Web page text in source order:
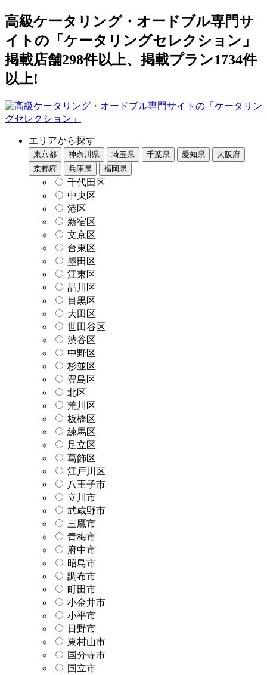
高級ケータリング・オードブル専門サ
イトの「ケータリングセレクション」
掲載店舗298件以上、掲載プラン1734件
以上!
エリアから探す
東京都 神奈川県 埼玉県 千葉県 愛知県
大阪府
京都府
兵庫県 福岡県
千代田区
中央区
港区
新宿区
文京区
台東区
墨田区
江東区
品川区
目黒区
大田区
世田谷区
渋谷区
中野区
杉並区
豊島区
北区
荒川区
板橋区
練馬区
足立区
葛飾区
江戸川区
八王子市
立川市
武蔵野市
三鷹市
青梅市
府中市
昭島市
調布市
町田市
小金井市
小平市
日野市
東村山市
国分寺市
国立市